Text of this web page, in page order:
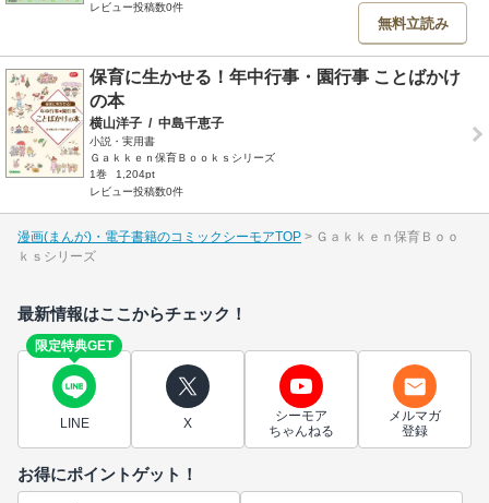
レビュー投稿数0件
無料立読み
保育に生かせる！年中行事・園行事 ことばかけ
の本
横山洋子 / 中島千恵子
小説・実用書
Ｇａｋｋｅｎ保育Ｂｏｏｋｓシリーズ
1巻
1,204pt
レビュー投稿数0件
漫画(まんが)・電子書籍のコミックシーモアTOP
Ｇａｋｋｅｎ保育Ｂｏｏ
ｋｓシリーズ
最新情報はここからチェック！
限定特典GET
LINE X
シーモア
ちゃんねる
メルマガ
登録
お得にポイントゲット！